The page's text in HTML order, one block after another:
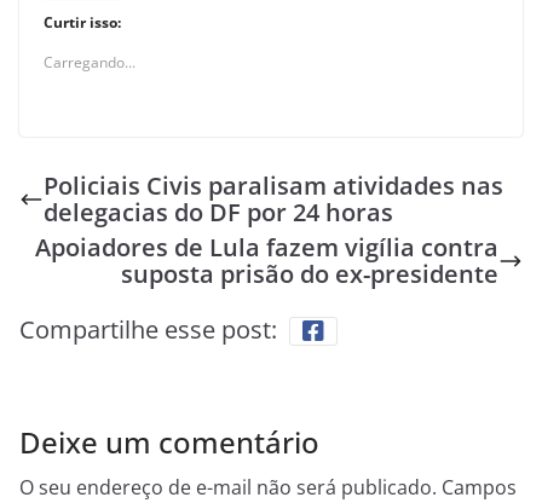
Curtir isso:
Carregando...
Policiais Civis paralisam atividades nas
delegacias do DF por 24 horas
Apoiadores de Lula fazem vigília contra
suposta prisão do ex-presidente
Compartilhe esse post:
Deixe um comentário
O seu endereço de e-mail não será publicado. Campos